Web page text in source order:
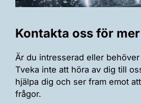
Kontakta oss för
Är du intresserad eller
Tveka inte att höra av dig till
hjälpa dig och ser fram emot
frågor.